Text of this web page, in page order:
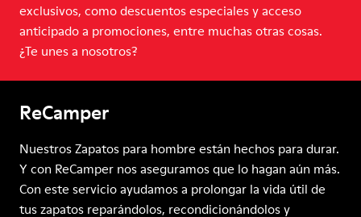
exclusivos, como descuentos especiales y acceso
anticipado a promociones, entre muchas otras cosas.
¿Te unes a nosotros?
ReCamper
Nuestros Zapatos para hombre están hechos para durar.
Y con ReCamper nos aseguramos que lo hagan aún más.
Con este servicio ayudamos a prolongar la vida útil de
tus zapatos reparándolos, recondicionándolos y